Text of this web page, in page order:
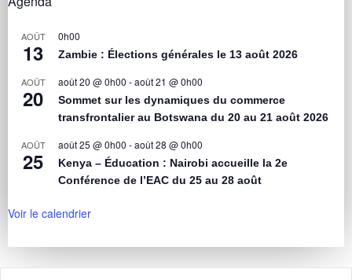
AOÛT
13
0h00
Zambie : Élections générales le 13 août 2026
AOÛT
20
août 20 @ 0h00 -août 21 @ 0h00
Sommet sur les dynamiques du commerce
transfrontalier au Botswana du 20 au 21 août 2026
AOÛT
25
août 25 @ 0h00 -août 28 @ 0h00
Kenya – Éducation : Nairobi accueille la 2e
Conférence de l’EAC du 25 au 28 août
Voir le calendrier